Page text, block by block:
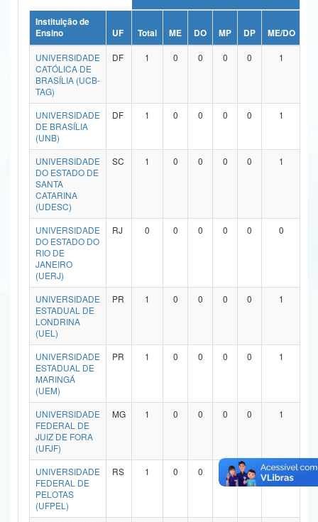
Ministério da Ciência, Tecnologia, Inovações e Comunicações
Ministério do Meio Ambiente
Ministério do Turismo
Ministério do Desenvolvimento Regional
Controladoria-Geral da União
Ministério da Mulher, da Família e dos Direitos Humanos
Secretaria-Geral
Secretaria de Governo
Gabinete de Segurança Institucional
Advocacia-Geral da União
Banco Central do Brasil
Instituição de
Ensino
UF Total ME DO MP DP ME/DO
UNIVERSIDADE
CATÓLICA DE
BRASÍLIA (UCB-
TAG)
DF 1 0 0 0 0 1
UNIVERSIDADE
DE BRASÍLIA
(UNB)
DF 1 0 0 0 0 1
UNIVERSIDADE
DO ESTADO DE
SANTA
CATARINA
(UDESC)
SC 1 0 0 0 0 1
UNIVERSIDADE
DO ESTADO DO
RIO DE
JANEIRO
(UERJ)
RJ 0 0 0 0 0 0
UNIVERSIDADE
ESTADUAL DE
LONDRINA
(UEL)
PR 1 0 0 0 0 1
UNIVERSIDADE
ESTADUAL DE
MARINGÁ
(UEM)
PR 1 0 0 0 0 1
UNIVERSIDADE
FEDERAL DE
JUIZ DE FORA
(UFJF)
MG 1 0 0 0 0 1
UNIVERSIDADE
FEDERAL DE
PELOTAS
(UFPEL)
RS 1 0 0 0 0 1